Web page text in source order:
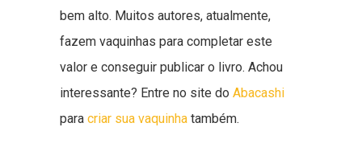
bem alto. Muitos autores, atualmente,
fazem vaquinhas para completar este
valor e conseguir publicar o livro. Achou
interessante? Entre no site do Abacashi
para criar sua vaquinha também.